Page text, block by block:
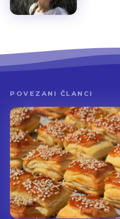
POVEZANI ČLANCI